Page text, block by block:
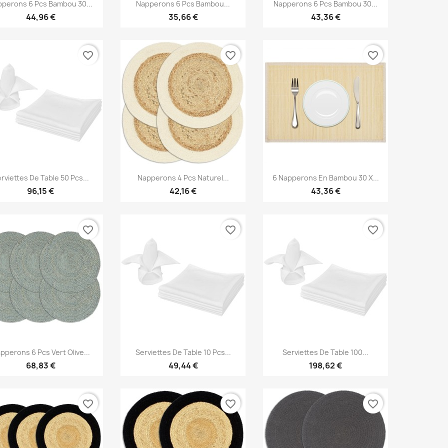
6 Pcs Bambou 30...
44,96 €
Napperons 6 Pcs Bambou...
35,66 €
Napperons 6 Pcs Bambou 30...
43,36 €
Aperçu rapide
De Table 50 Pcs...
96,15 €
favorite_border
Aperçu rapide
Napperons 4 Pcs Naturel...
42,16 €
favorite_border
Aperçu rapide
6 Napperons En Bambou 30 X...
43,36 €
favorite_border
Aperçu rapide
6 Pcs Vert Olive...
68,83 €
favorite_border
Aperçu rapide
Serviettes De Table 10 Pcs...
49,44 €
favorite_border
Aperçu rapide
Serviettes De Table 100...
198,62 €
favorite_border
favorite_border favorite_border favorite_border